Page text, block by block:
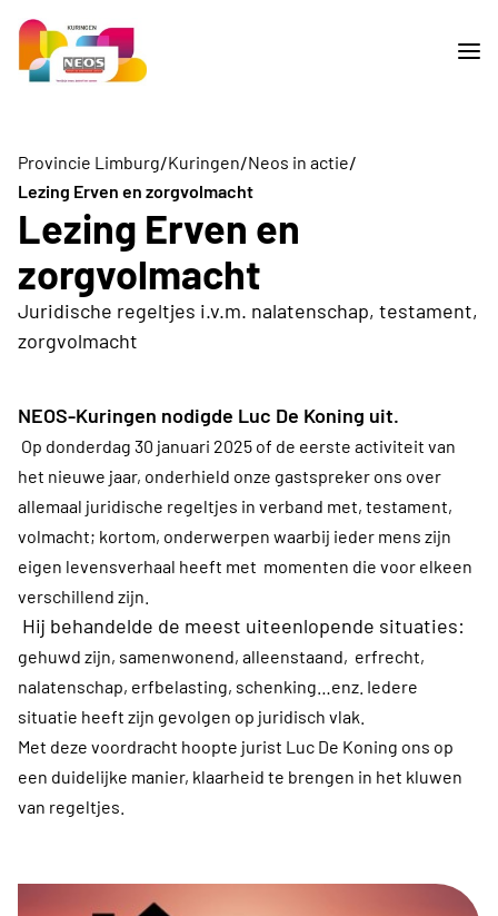
Provincie Limburg/Kuringen/Neos in actie/
Lezing Erven en zorgvolmacht
Lezing Erven en
zorgvolmacht
Juridische regeltjes i.v.m. nalatenschap, testament,
zorgvolmacht
NEOS-Kuringen nodigde Luc De Koning uit.
Op donderdag 30 januari 2025 of de eerste activiteit van
het nieuwe jaar, onderhield onze gastspreker ons over
allemaal juridische regeltjes in verband met, testament,
volmacht; kortom, onderwerpen waarbij ieder mens zijn
eigen levensverhaal heeft met momenten die voor elkeen
verschillend zijn.
Hij behandelde de meest uiteenlopende situaties:
gehuwd zijn, samenwonend, alleenstaand, erfrecht,
nalatenschap, erfbelasting, schenking…enz. Iedere
situatie heeft zijn gevolgen op juridisch vlak.
Met deze voordracht hoopte jurist Luc De Koning ons op
een duidelijke manier, klaarheid te brengen in het kluwen
van regeltjes.